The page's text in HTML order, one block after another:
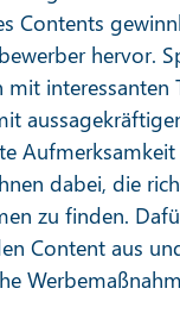
Contents
hervor.
mit interessanten
Aufmerksamkeit
dabei, die
zu finden.
Content aus